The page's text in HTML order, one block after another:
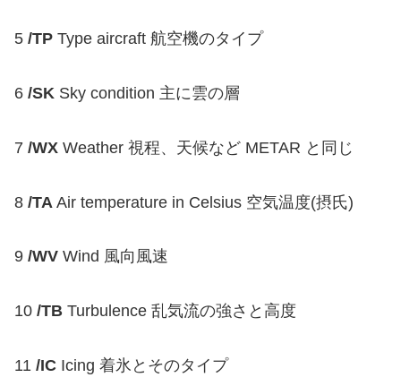
5 /TP Type aircraft 航空機のタイプ
6 /SK Sky condition 主に雲の層
7 /WX Weather 視程、天候など METAR と同じ
8 /TA Air temperature in Celsius 空気温度(摂氏)
9 /WV Wind 風向風速
10 /TB Turbulence 乱気流の強さと高度
11 /IC Icing 着氷とそのタイプ